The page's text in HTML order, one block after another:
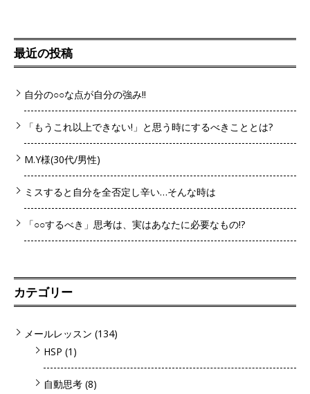
最近の投稿
自分の○○な点が自分の強み!!
「もうこれ以上できない!」と思う時にするべきこととは?
M.Y様(30代/男性)
ミスすると自分を全否定し辛い…そんな時は
「○○するべき」思考は、実はあなたに必要なもの!?
カテゴリー
メールレッスン (134)
HSP (1)
自動思考 (8)